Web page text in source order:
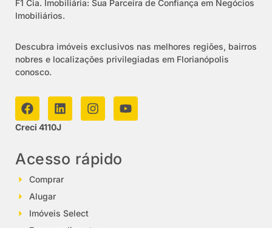
F1 Cia. Imobiliária: Sua Parceira de Confiança em Negócios
Imobiliários.
Descubra imóveis exclusivos nas melhores regiões, bairros
nobres e localizações privilegiadas em Florianópolis
conosco.
Creci 4110J
Acesso rápido
Comprar
Alugar
Imóveis Select